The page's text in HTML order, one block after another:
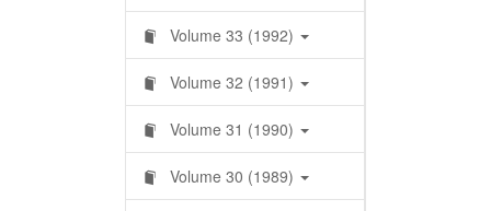
Volume 33 (1992)
Volume 32 (1991)
Volume 31 (1990)
Volume 30 (1989)